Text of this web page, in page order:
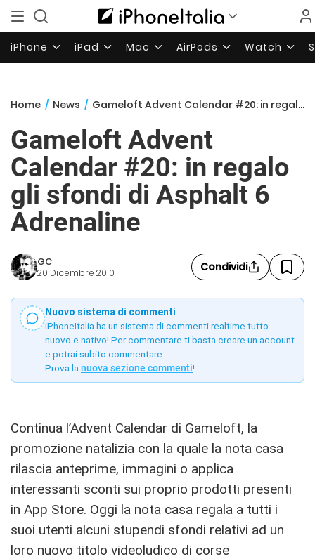
iPhone iPad Mac AirPods Watch
Home / News / Gameloft Advent Calendar #20: in regalo gli sfondi di Asphalt 6 Adrenaline
Gameloft Advent
Calendar #20: in regalo
gli sfondi di Asphalt 6
Adrenaline
GC
20 Dicembre 2010 Condividi
Nuovo sistema di commenti
iPhoneItalia ha un sistema di commenti realtime tutto
nuovo e nativo! Per commentare ti basta creare un account
e potrai subito commentare.
Prova la nuova sezione commenti!
Continua l’Advent Calendar di Gameloft, la
promozione natalizia con la quale la nota casa
rilascia anteprime, immagini o applica
interessanti sconti sui proprio prodotti presenti
in App Store. Oggi la nota casa regala a tutti i
suoi utenti alcuni stupendi sfondi relativi ad un
loro nuovo titolo videoludico di corse